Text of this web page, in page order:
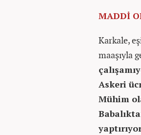
MADDİ
Karkale,
maaşıyla
Askeri
Mühim